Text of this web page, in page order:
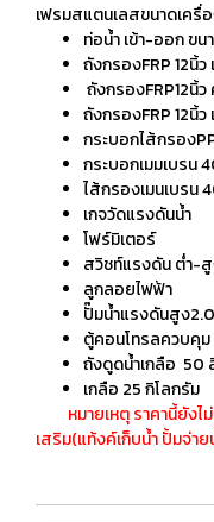
เฟรมสแตนเลสขนาดเครื่
ท่อน้ำ เข้า-ออก
ถังกรองFRP 12นิ้
ถังกรองFRP12
ถังกรองFRP
กระบอกไส้กรอ
กระบอกเมมเ
ไส้กรองเมนเบ
เกจวัดแรง
โฟร์มิเต
สวิชท์แรงดัน
ลูกลอยไ
ปั๊มน้ำแรงดันสูง
ตู้คอนโทรล
ถังดูดน้ำเกลือ
เกลือ 25 กิโ
หมายเหตุ ราคานี้ยัง
เสริม(แท้งค์เก็บน้ำ ปั้มจ่า